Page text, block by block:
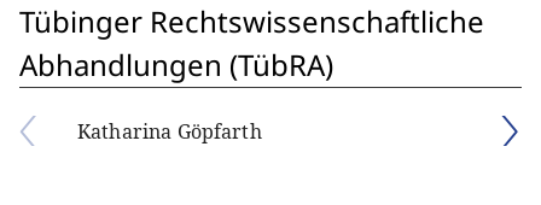
Tübinger Rechtswissenschaftliche
Abhandlungen (TübRA)
Katharina Göpfarth